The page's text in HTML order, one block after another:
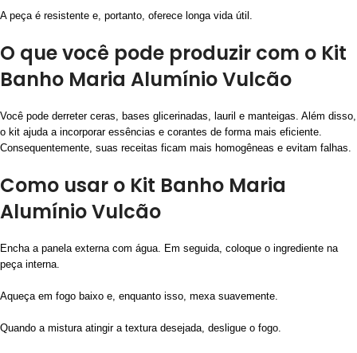
A peça é resistente e, portanto, oferece longa vida útil.
O que você pode produzir com o Kit
Banho Maria Alumínio Vulcão
Você pode derreter ceras, bases glicerinadas, lauril e manteigas. Além disso,
o kit ajuda a incorporar essências e corantes de forma mais eficiente.
Consequentemente, suas receitas ficam mais homogêneas e evitam falhas.
Como usar o Kit Banho Maria
Alumínio Vulcão
Encha a panela externa com água. Em seguida, coloque o ingrediente na
peça interna.
Aqueça em fogo baixo e, enquanto isso, mexa suavemente.
Quando a mistura atingir a textura desejada, desligue o fogo.